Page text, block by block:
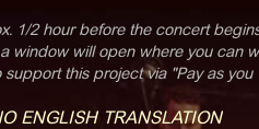
1/2 hour before the concert
window will open where you can
this project via "Pay as
ENGLISH TRANSLATION